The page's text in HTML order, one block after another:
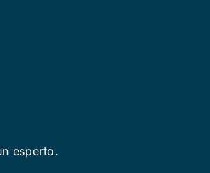
esperto.